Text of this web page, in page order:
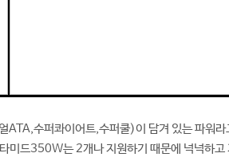
수퍼콰이어트,수퍼쿨)이 담겨 있는 파워라
미드350W는 2개나 지원하기 때문에 넉넉하